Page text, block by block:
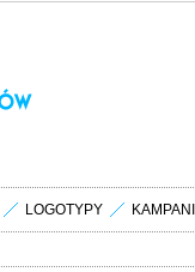
LOGOTYPY